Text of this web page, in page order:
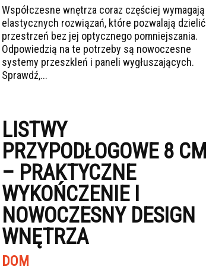
Współczesne wnętrza coraz częściej wymagają
elastycznych rozwiązań, które pozwalają dzielić
przestrzeń bez jej optycznego pomniejszania.
Odpowiedzią na te potrzeby są nowoczesne
systemy przeszkleń i paneli wygłuszających.
Sprawdź,...
LISTWY
PRZYPODŁOGOWE 8 CM
– PRAKTYCZNE
WYKOŃCZENIE I
NOWOCZESNY DESIGN
WNĘTRZA
DOM